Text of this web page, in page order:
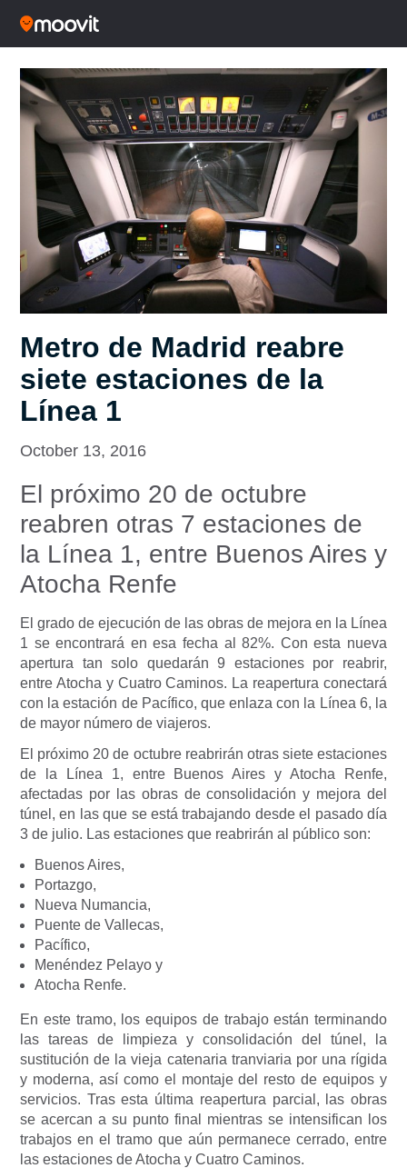
Metro de Madrid reabre
siete estaciones de la
Línea 1
October 13, 2016
El próximo 20 de octubre
reabren otras 7 estaciones de
la Línea 1, entre Buenos Aires y
Atocha Renfe
El grado de ejecución de las obras de mejora en la Línea
1 se encontrará en esa fecha al 82%. Con esta nueva
apertura tan solo quedarán 9 estaciones por reabrir,
entre Atocha y Cuatro Caminos. La reapertura conectará
con la estación de Pacífico, que enlaza con la Línea 6, la
de mayor número de viajeros.
El próximo 20 de octubre reabrirán otras siete estaciones
de la Línea 1, entre Buenos Aires y Atocha Renfe,
afectadas por las obras de consolidación y mejora del
túnel, en las que se está trabajando desde el pasado día
3 de julio. Las estaciones que reabrirán al público son:
Buenos Aires,
Portazgo,
Nueva Numancia,
Puente de Vallecas,
Pacífico,
Menéndez Pelayo y
Atocha Renfe.
En este tramo, los equipos de trabajo están terminando
las tareas de limpieza y consolidación del túnel, la
sustitución de la vieja catenaria tranviaria por una rígida
y moderna, así como el montaje del resto de equipos y
servicios. Tras esta última reapertura parcial, las obras
se acercan a su punto final mientras se intensifican los
trabajos en el tramo que aún permanece cerrado, entre
las estaciones de Atocha y Cuatro Caminos.